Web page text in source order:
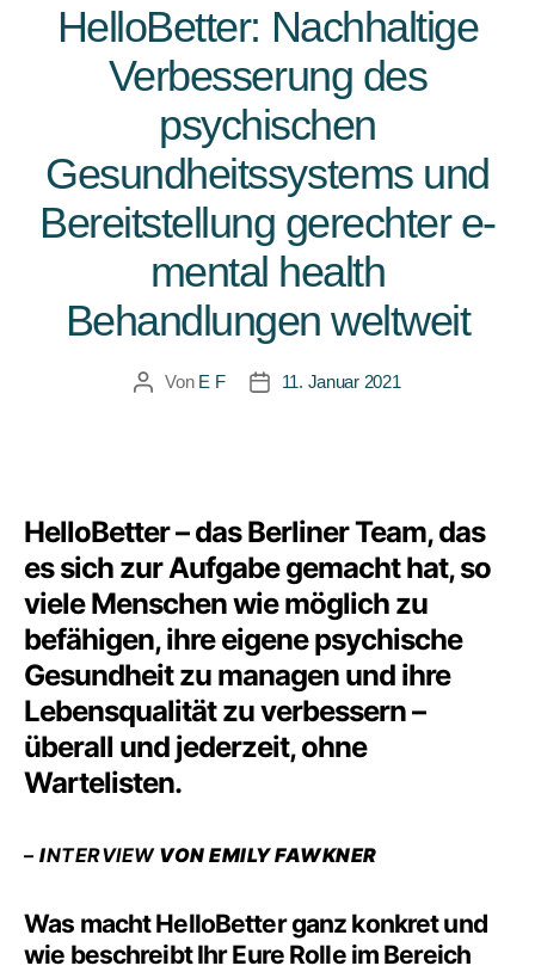
HelloBetter: Nachhaltige
Verbesserung des
psychischen
Gesundheitssystems und
Bereitstellung gerechter e-
mental health
Behandlungen weltweit
Von E F 11. Januar 2021
HelloBetter – das Berliner Team, das
es sich zur Aufgabe gemacht hat, so
viele Menschen wie möglich zu
befähigen, ihre eigene psychische
Gesundheit zu managen und ihre
Lebensqualität zu verbessern –
überall und jederzeit, ohne
Wartelisten.
– INTERVIEWVON EMILY FAWKNER
Was macht HelloBetter ganz konkret und
wie beschreibt Ihr Eure Rolle im Bereich